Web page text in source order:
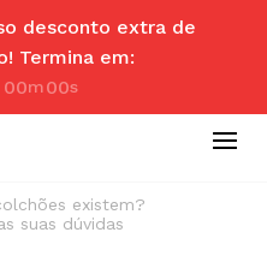
desconto extra de
Termina em:
00m
in
00se
c
existem?
suas dúvidas